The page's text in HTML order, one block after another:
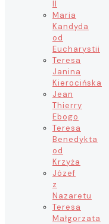
II
Maria
Kandyda
od
Eucharystii
Teresa
Janina
Kierocińska
Jean
Thierry
Ebogo
Teresa
Benedykta
od
Krzyża
Józef
z
Nazaretu
Teresa
Małgorzata